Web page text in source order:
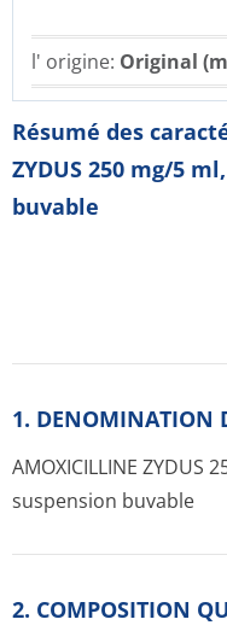
l' origine: Original
Résumé des
ZYDUS 250 mg/5
buvable
1. DENOMINATION
AMOXICILLINE
suspension buvable
2. COMPOSITION